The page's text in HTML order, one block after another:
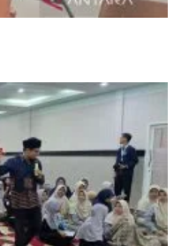
gratis bagi